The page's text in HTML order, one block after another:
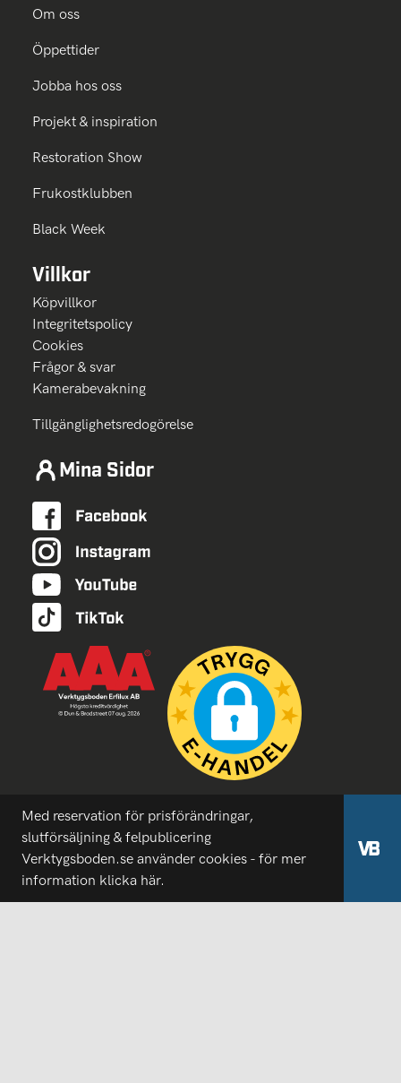
Om oss
Öppettider
Jobba hos oss
Projekt & inspiration
Restoration Show
Frukostklubben
Black Week
Villkor
Köpvillkor
Integritetspolicy
Cookies
Frågor & svar
Kamerabevakning
Tillgänglighetsredogörelse
Mina Sidor
Med reservation för prisförändringar,
slutförsäljning & felpublicering
Verktygsboden.se använder cookies - för mer
information klicka här.